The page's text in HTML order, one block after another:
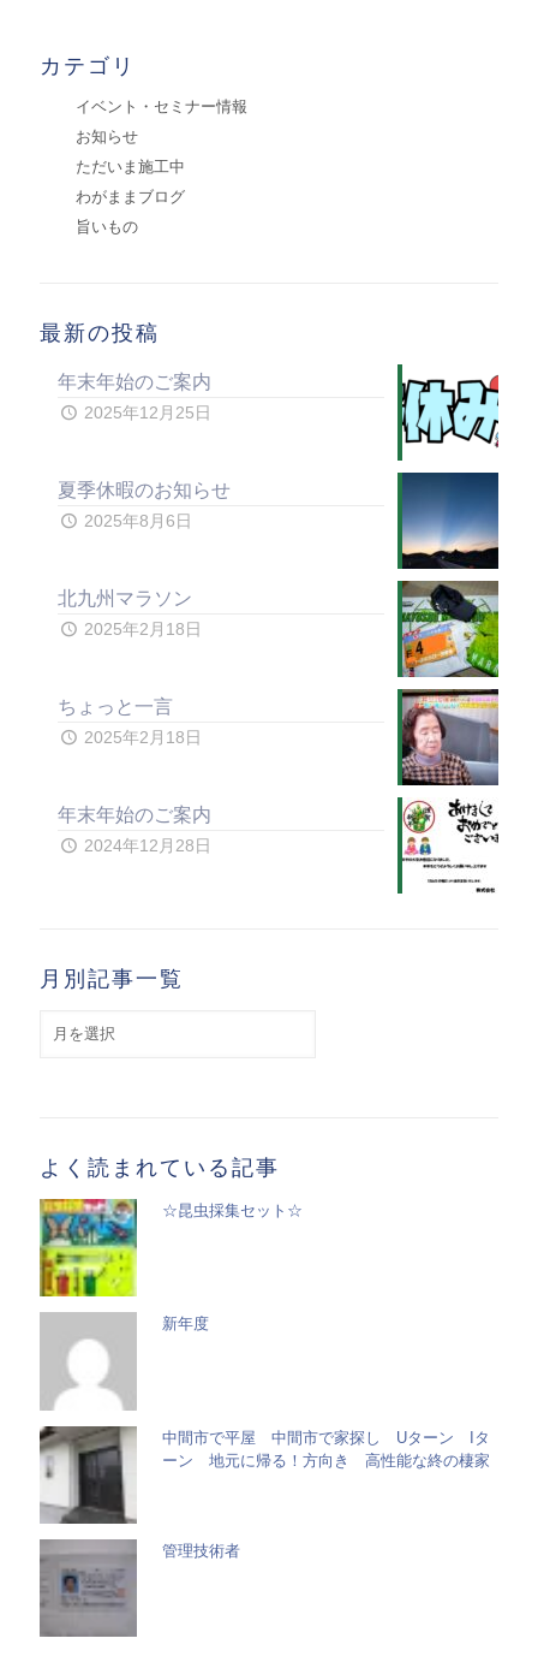
カテゴリ
イベント・セミナー情報
お知らせ
ただいま施工中
わがままブログ
旨いもの
最新の投稿
年末年始のご案内
2025年12月25日
夏季休暇のお知らせ
2025年8月6日
北九州マラソン
2025年2月18日
ちょっと一言
2025年2月18日
年末年始のご案内
2024年12月28日
月別記事一覧
よく読まれている記事
☆昆虫採集セット☆
新年度
中間市で平屋 中間市で家探し Uターン Iタ
ーン 地元に帰る！方向き 高性能な終の棲家
管理技術者